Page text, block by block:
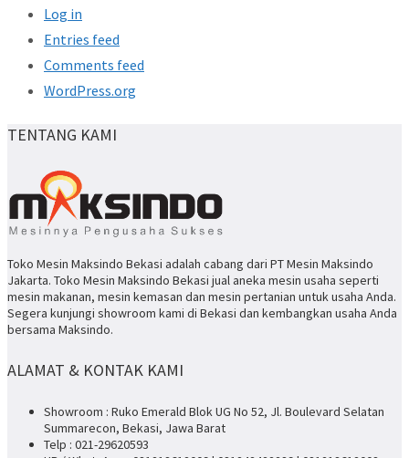
Log in
Entries feed
Comments feed
WordPress.org
TENTANG KAMI
Toko Mesin Maksindo Bekasi adalah cabang dari PT Mesin Maksindo
Jakarta. Toko Mesin Maksindo Bekasi jual aneka mesin usaha seperti
mesin makanan, mesin kemasan dan mesin pertanian untuk usaha Anda.
Segera kunjungi showroom kami di Bekasi dan kembangkan usaha Anda
bersama Maksindo.
ALAMAT & KONTAK KAMI
Showroom : Ruko Emerald Blok UG No 52, Jl. Boulevard Selatan
Summarecon, Bekasi, Jawa Barat
Telp : 021-29620593